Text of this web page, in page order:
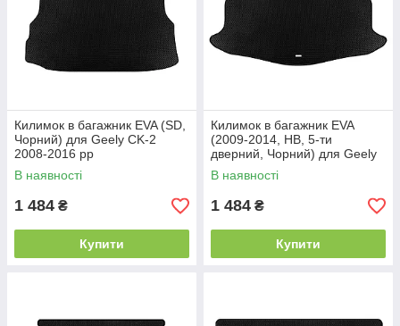
Килимок в багажник EVA (SD,
Чорний) для Geely CK-2
2008-2016 рр
В наявності
1 484 ₴
Купити
Килимок в багажник EVA
(2009-2014, HB, 5-ти
дверний, Чорний) для Geely
Emgrand EC7 2009- рр
В наявності
1 484 ₴
Купити